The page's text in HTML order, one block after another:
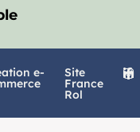
e- Site
France
Rol